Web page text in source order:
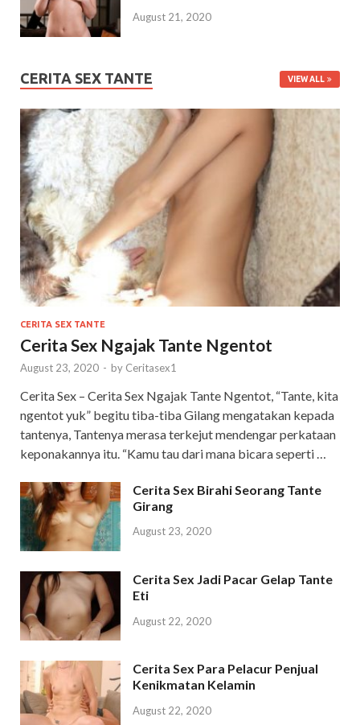
August 21, 2020
CERITA SEX TANTE VIEW ALL
CERITA SEX TANTE
Cerita Sex Ngajak Tante Ngentot
August 23, 2020 - by Ceritasex1
Cerita Sex – Cerita Sex Ngajak Tante Ngentot, “Tante, kita
ngentot yuk” begitu tiba-tiba Gilang mengatakan kepada
tantenya, Tantenya merasa terkejut mendengar perkataan
keponakannya itu. “Kamu tau dari mana bicara seperti …
Cerita Sex Birahi Seorang Tante
Girang
August 23, 2020
Cerita Sex Jadi Pacar Gelap Tante
Eti
August 22, 2020
Cerita Sex Para Pelacur Penjual
Kenikmatan Kelamin
August 22, 2020